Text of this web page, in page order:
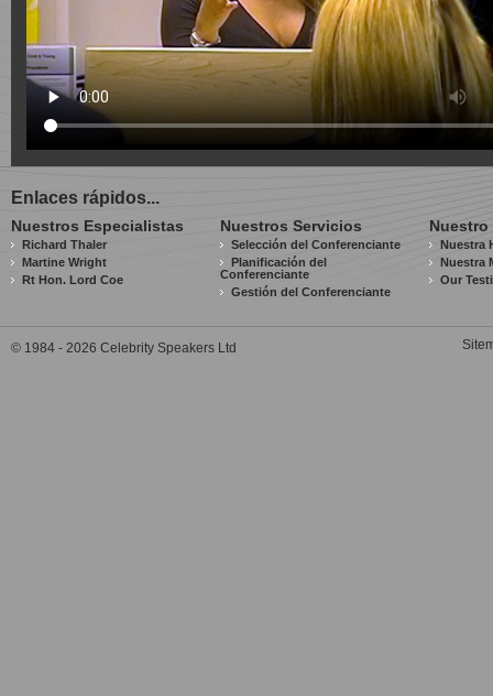
Enlaces rápidos...
Nuestros Especialistas
Richard Thaler
Martine Wright
Rt Hon. Lord Coe
Nuestros Servicios
Selección del Conferenciante
Planificación del
Conferenciante
Gestión del Conferenciante
Nuestra
Nuestra
Our
© 1984 - 2026 Celebrity Speakers Ltd